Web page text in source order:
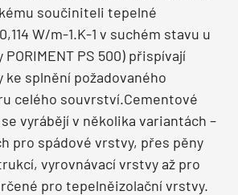
součiniteli tepelné
W/m-1.K-1 v suchém stavu u
PS 500) přispívají
ke splnění požadovaného
celého souvrství.Cementové
se vyrábějí v několika variantách –
pro spádové vrstvy, přes pěny
vyrovnávací vrstvy až pro
pro tepelněizolační vrstvy.